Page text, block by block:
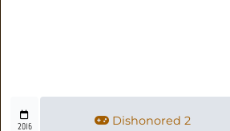
2016 Dishonored 2